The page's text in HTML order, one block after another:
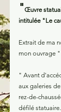
"Œuvre
intitulée "Le
Extrait de ma
mon ouvrage
" Avant
aux galeries
rez-de-
défilé statuaire.